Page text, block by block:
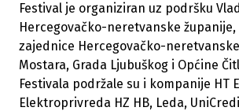
Festival je organiziran uz podršku
Hercegovačko-neretvanske
zajednice Hercegovačko-
Mostara, Grada Ljubuškog i Općine
Festivala podržale su i kompanije HT
Elektroprivreda HZ HB, Leda,